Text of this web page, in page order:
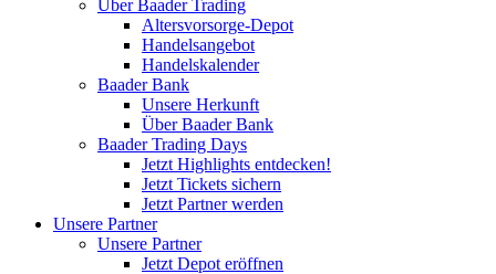
Über Baader Trading
Altersvorsorge-Depot
Handelsangebot
Handelskalender
Baader Bank
Unsere Herkunft
Über Baader Bank
Baader Trading Days
Jetzt Highlights entdecken!
Jetzt Tickets sichern
Jetzt Partner werden
Unsere Partner
Unsere Partner
Jetzt Depot eröffnen